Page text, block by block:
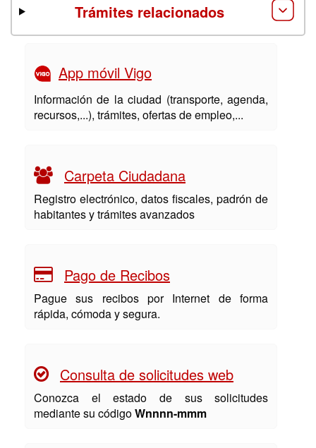
Trámites relacionados
App móvil Vigo
Información de la ciudad (transporte, agenda,
recursos,...), trámites, ofertas de empleo,...
Carpeta Ciudadana
Registro electrónico, datos fiscales, padrón de
habitantes y trámites avanzados
Pago de Recibos
Pague sus recibos por Internet de forma
rápida, cómoda y segura.
Consulta de solicitudes web
Conozca el estado de sus solicitudes
mediante su códigoWnnnn-mmm